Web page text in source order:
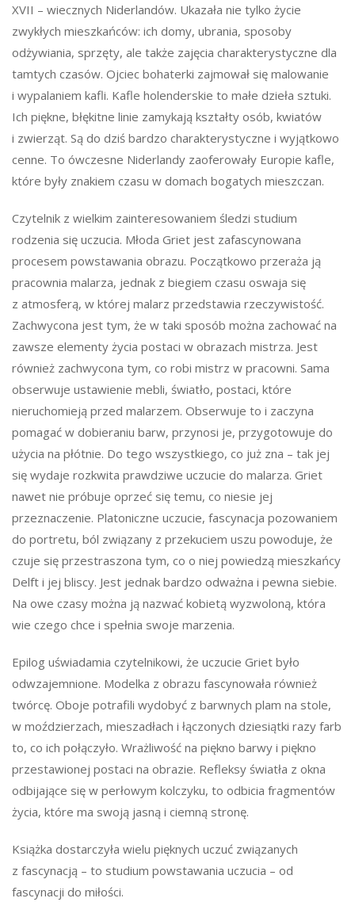
XVII – wiecznych Niderlandów. Ukazała nie tylko życie
zwykłych mieszkańców: ich domy, ubrania, sposoby
odżywiania, sprzęty, ale także zajęcia charakterystyczne dla
tamtych czasów. Ojciec bohaterki zajmował się malowanie
i wypalaniem kafli. Kafle holenderskie to małe dzieła sztuki.
Ich piękne, błękitne linie zamykają kształty osób, kwiatów
i zwierząt. Są do dziś bardzo charakterystyczne i wyjątkowo
cenne. To ówczesne Niderlandy zaoferowały Europie kafle,
które były znakiem czasu w domach bogatych mieszczan.
Czytelnik z wielkim zainteresowaniem śledzi studium
rodzenia się uczucia. Młoda Griet jest zafascynowana
procesem powstawania obrazu. Początkowo przeraża ją
pracownia malarza, jednak z biegiem czasu oswaja się
z atmosferą, w której malarz przedstawia rzeczywistość.
Zachwycona jest tym, że w taki sposób można zachować na
zawsze elementy życia postaci w obrazach mistrza. Jest
również zachwycona tym, co robi mistrz w pracowni. Sama
obserwuje ustawienie mebli, światło, postaci, które
nieruchomieją przed malarzem. Obserwuje to i zaczyna
pomagać w dobieraniu barw, przynosi je, przygotowuje do
użycia na płótnie. Do tego wszystkiego, co już zna – tak jej
się wydaje rozkwita prawdziwe uczucie do malarza. Griet
nawet nie próbuje oprzeć się temu, co niesie jej
przeznaczenie. Platoniczne uczucie, fascynacja pozowaniem
do portretu, ból związany z przekuciem uszu powoduje, że
czuje się przestraszona tym, co o niej powiedzą mieszkańcy
Delft i jej bliscy. Jest jednak bardzo odważna i pewna siebie.
Na owe czasy można ją nazwać kobietą wyzwoloną, która
wie czego chce i spełnia swoje marzenia.
Epilog uświadamia czytelnikowi, że uczucie Griet było
odwzajemnione. Modelka z obrazu fascynowała również
twórcę. Oboje potrafili wydobyć z barwnych plam na stole,
w moździerzach, mieszadłach i łączonych dziesiątki razy farb
to, co ich połączyło. Wrażliwość na piękno barwy i piękno
przestawionej postaci na obrazie. Refleksy światła z okna
odbijające się w perłowym kolczyku, to odbicia fragmentów
życia, które ma swoją jasną i ciemną stronę.
Książka dostarczyła wielu pięknych uczuć związanych
z fascynacją – to studium powstawania uczucia – od
fascynacji do miłości.